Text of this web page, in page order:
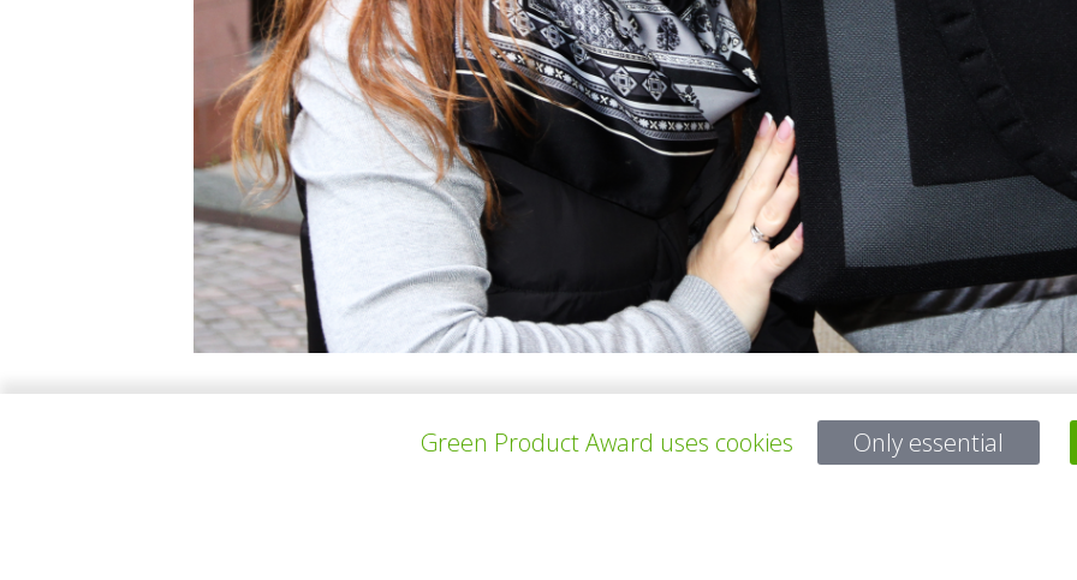
Kseniya is a self-taught designer and fashiontech entrepreneur with the vision to create the bag bags that
circular design. In collaboration with textile university ITA from RWTH Aachen and Austrian knitting manufacturer
Green Product Award uses cookies Only essential